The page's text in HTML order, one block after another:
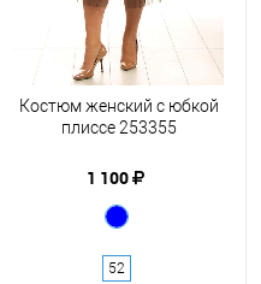
Костюм женский с юбкой
плиссе 253355
1 100
52